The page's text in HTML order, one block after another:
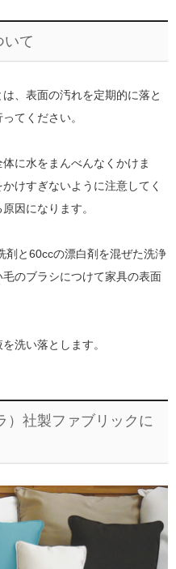
いて
、表面の汚れを定期的に落と
てください。
に水をまんべんなくかけま
けすぎないように注意してく
因になります。
剤と60ccの漂白剤を混ぜた洗浄
のブラシにつけて家具の表面
洗い落とします。
）社製ファブリックに